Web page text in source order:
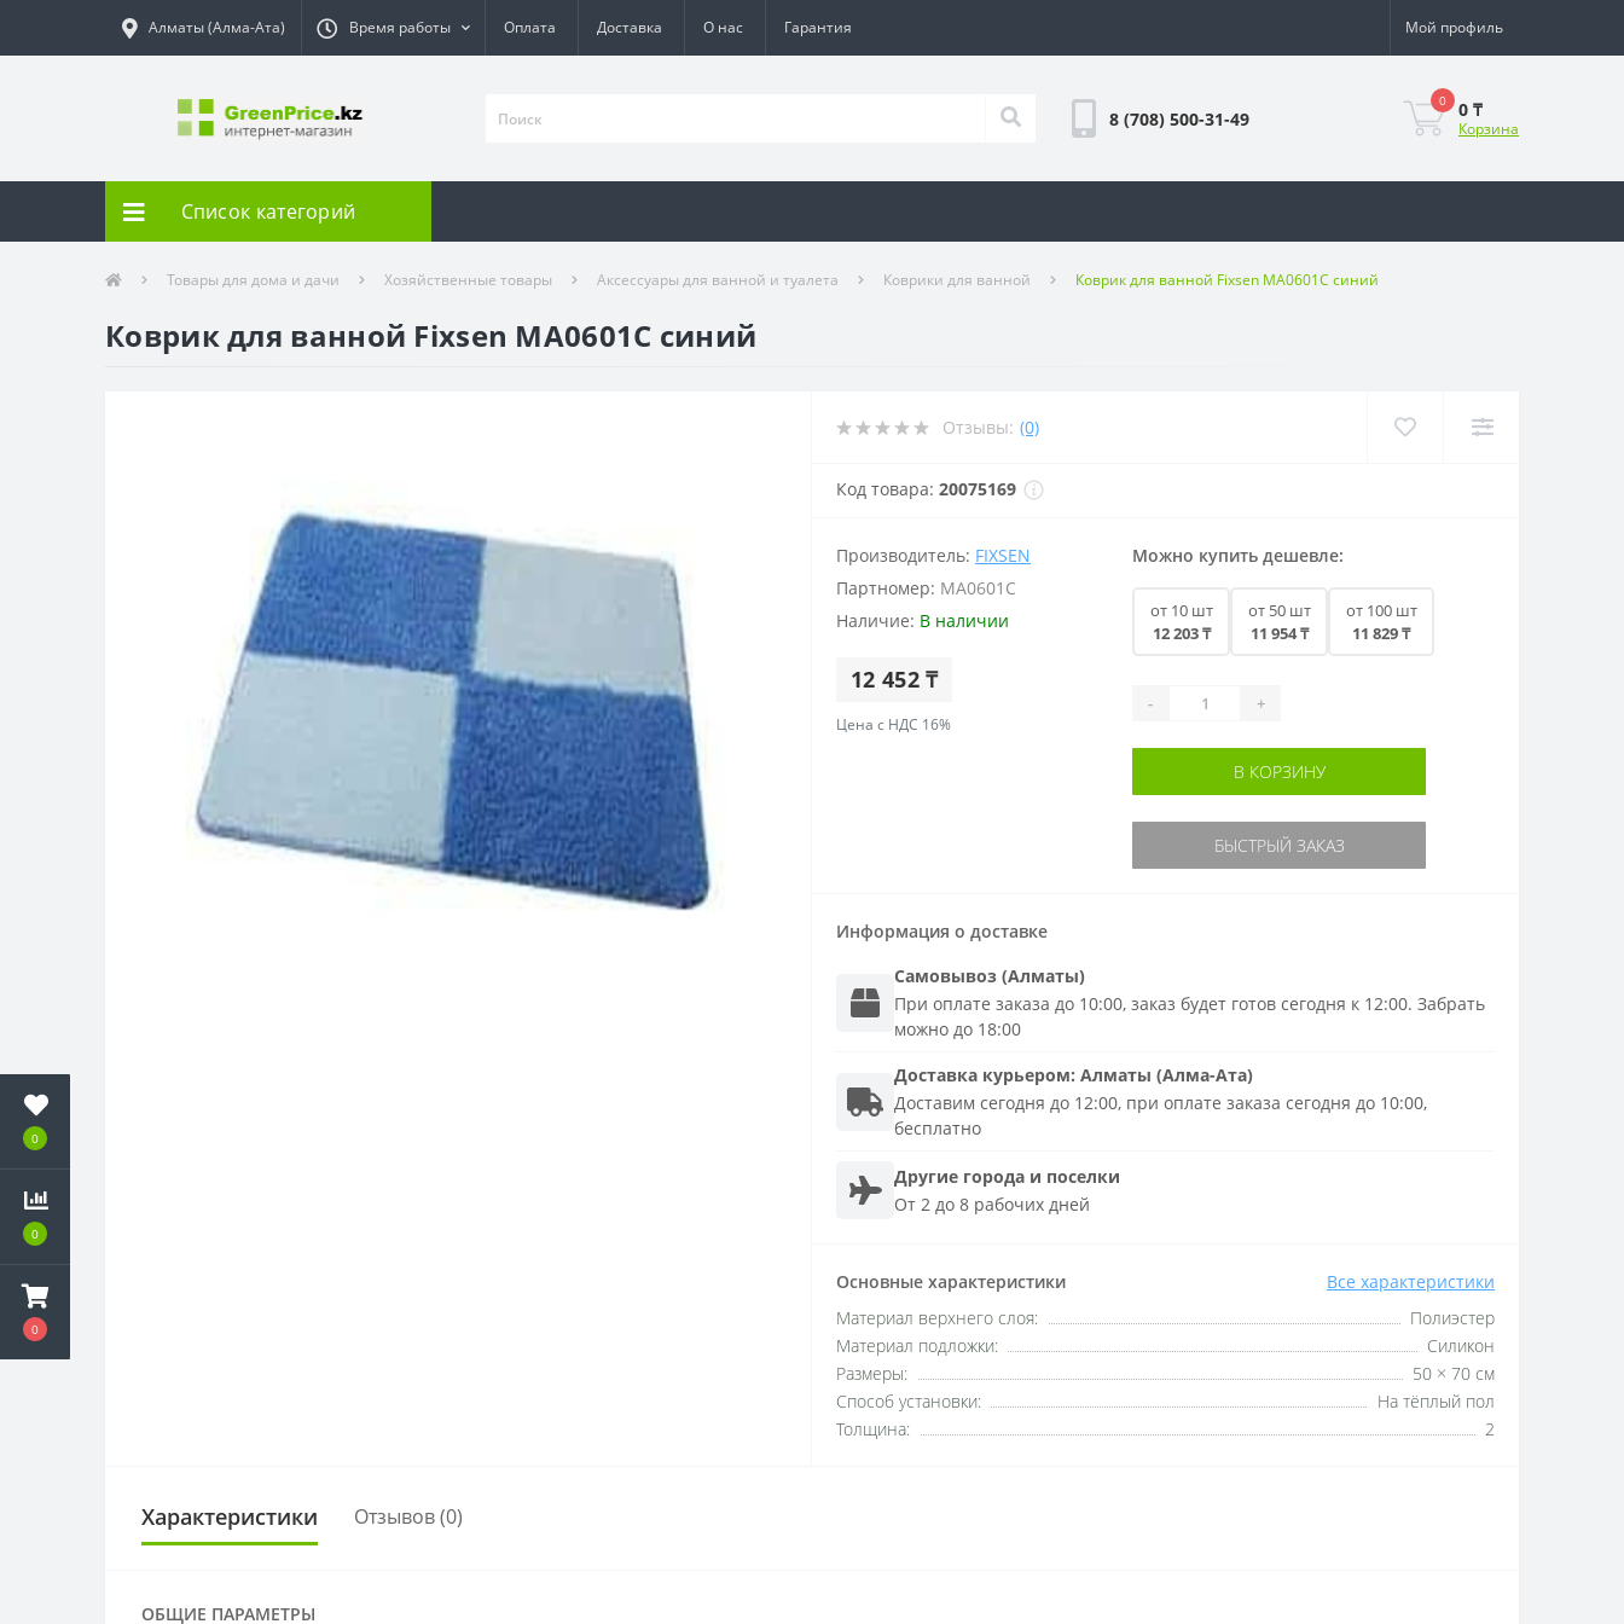
0
0
0
Алматы (Алма-Ата) Время работы Оплата Доставка О нас Гарантия Мой профиль
8 (708) 500-31-49
0 0 ₸
Корзина
Список категорий
Товары для дома и дачи Хозяйственные товары Аксессуары для ванной и туалета Коврики для ванной Коврик для ванной Fixsen MA0601C синий
Коврик для ванной Fixsen MA0601C синий
Отзывы: (0)
Код товара: 20075169
Производитель: FIXSEN
Партномер: MA0601C
Наличие: В наличии
12 452 ₸
Цена с НДС 16%
Можно купить дешевле:
от 10 шт
12 203 ₸
от 50 шт
11 954 ₸
от 100 шт
11 829 ₸
- +
В КОРЗИНУ
БЫСТРЫЙ ЗАКАЗ
Информация о доставке
Самовывоз (Алматы)
При оплате заказа до 10:00, заказ будет готов сегодня к 12:00. Забрать
можно до 18:00
Доставка курьером: Алматы (Алма-Ата)
Доставим сегодня до 12:00, при оплате заказа сегодня до 10:00,
бесплатно
Другие города и поселки
От 2 до 8 рабочих дней
Основные характеристики Все характеристики
Материал верхнего слоя:
Полиэстер
Материал подложки:
Силикон
Размеры:
50 × 70 см
Способ установки:
На тёплый пол
Толщина:
2
Характеристики Отзывов (0)
ОБЩИЕ ПАРАМЕТРЫ